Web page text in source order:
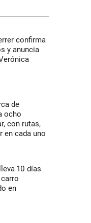
confirma
y anuncia
de
ocho
con rutas,
en cada uno
10 días
en